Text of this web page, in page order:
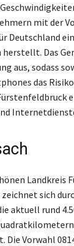
mit der
Deutschland
Das
aus, sodass
das
Landkreis
sich
aktuell rund
Vorwahl